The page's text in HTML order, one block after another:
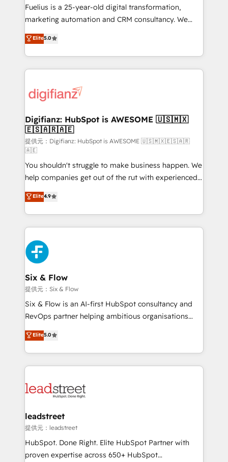
now... ISO 42001: 2023 certified • Exclusive AI
'GuardHub' governance framework, based on ISO
𝗳𝗼𝗿 𝘁𝗵𝗲 𝗻𝗲𝘅𝘁 𝘀𝘁𝗲𝗽? Click the 👈 '𝗖𝗼𝗻𝘁𝗮𝗰𝘁
𝗯𝘂𝘀𝗶𝗻𝗲𝘀𝘀' button to get in touch (𝘸𝘦'𝘳𝘦 𝘴𝘶𝘱𝘦𝘳
Fuelius is a 25-year-old digital transformation,
marketing automation and CRM consultancy. We
enable mid-market and enterprise clients to
maximise their return from digital and fuel their
growth. We modernise platforms, streamline
operations that are causing inefficiencies, improve
supercharge revenue operations Key services: • CRM
Transformation / Web Development • RevOps &
Sales Consulting • Marketing Automation What
makes us different? 🚀 Top 0.5% of global HubSpot
agencies ⚙️ The strongest technical ability and
integration capabilities 💼 Consultative, long-term
partners who will embed ourselves into your
business, processes and systems 🏢 We specialise in
working with mid-market and enterprise
organisations, global organisations and those with
complex use cases 🏆 CRM Implementation,
Platform Enablement, Custom Integration and
Onboarding Accredited 🔐 ISO27001 & ISO9001
Certified
Elite5.0
Digifianz: HubSpot is AWESOME 🇺🇸🇲🇽
🇪🇸🇦🇷🇦🇪
提供元：Digifianz: HubSpot is AWESOME 🇺🇸🇲🇽🇪🇸🇦🇷
🇦🇪
You shouldn't struggle to make business happen. We
help companies get out of the rut with experienced,
process-oriented teams implementing HubSpot
Marketing, Sales, Service, CMS and Operations Hub,
so selling and actually engaging with your customers
feels easy and pain-free. We are a top ranked
HubSpot Elite Partner, winner of Rookie of the Year
and Customer First Awards, 4.9/5 rating in HubSpot
Reviews and 4.9/5 rating in Clutch Reviews. Digifianz
helps the following industries: logistics & 3PL, home
improvement & construction, branding and
commercialization, real estate, health, education,
SaaS, Software Dev & IT and consulting, make the
the United States, EU, UAE, Mexico and Latin
America. From casual user to super fan: make
Elite4.9
Six & Flow
提供元：Six & Flow
Six & Flow is an AI-first HubSpot consultancy and
RevOps partner helping ambitious organisations
grow with clarity, confidence, and intelligence.
Operating across the UK, Netherlands, Ireland, and
Canada, we’ve delivered thousands of successful
HubSpot projects for mid-market and enterprise
combine HubSpot, data, and AI to design connected
and technology for predictable, scalable revenue
growth. Our expertise spans RevOps, CRM and data
architecture, AI enablement, and strategic marketing,
delivered through our proprietary FLAIR framework
Elite5.0
leadstreet
提供元：leadstreet
HubSpot. Done Right. Elite HubSpot Partner with
proven expertise across 650+ HubSpot